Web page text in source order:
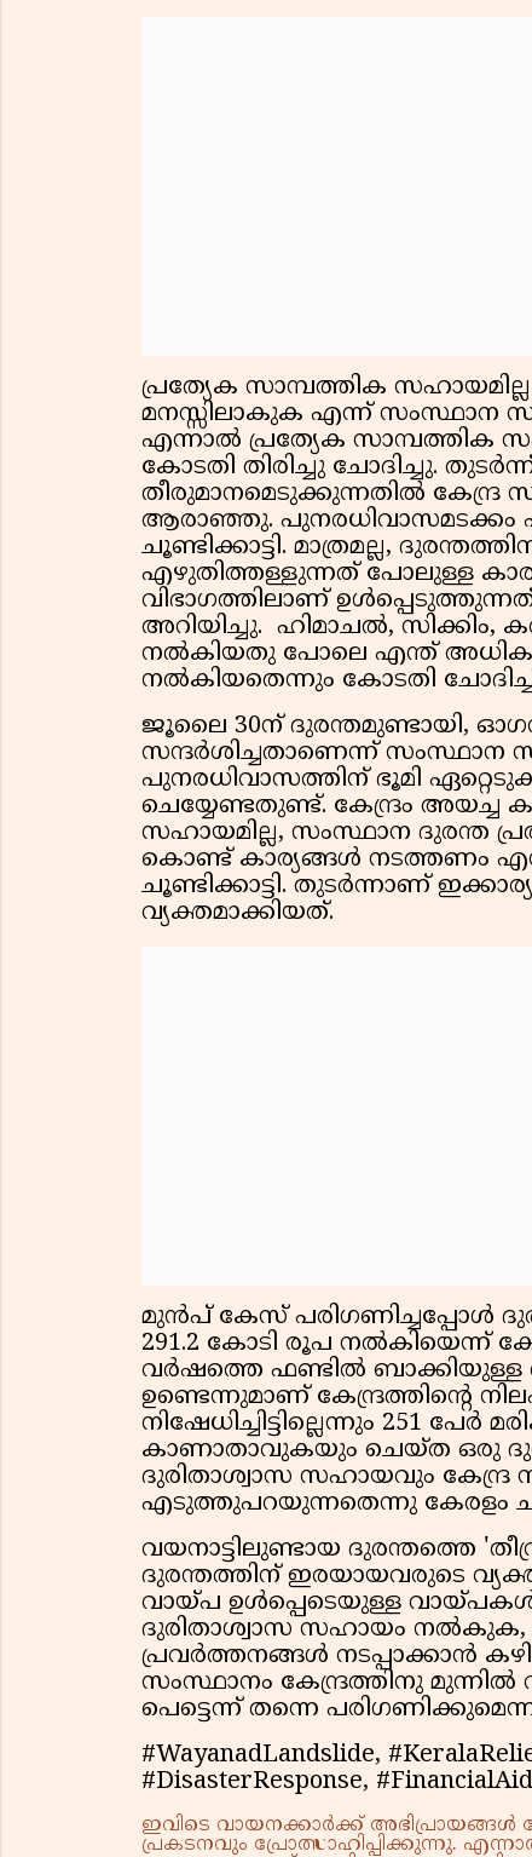
പ്രത്യേക സാമ്പത്തിക
മനസ്സിലാകുക എന്ന് സംസ്ഥാന
എന്നാല്‍ പ്രത്യേക സാമ്പത്തിക
കോടതി തിരിച്ചു ചോദിച്ചു.
തീരുമാനമെടുക്കുന്നതില്‍ കേന്ദ്ര
ആരാഞ്ഞു. പുനരധിവാസമടക്കം
ചൂണ്ടിക്കാട്ടി. മാത്രമല്ല,
എഴുതിത്തള്ളുന്നത് പോലുള്ള
വിഭാഗത്തിലാണ്
അറിയിച്ചു. ഹിമാചല്‍,
നല്‍കിയതു പോലെ എന്ത് അധിക
നല്‍കിയതെന്നും കോടതി
ജൂലൈ 30ന് ദുരന്തമുണ്ടായി,
സന്ദര്‍ശിച്ചതാണെന്ന് സംസ്ഥാന
പുനരധിവാസത്തിന് ഭൂമി
ചെയ്യേണ്ടതുണ്ട്. കേന്ദ്രം അയച്ച
സഹായമില്ല, സംസ്ഥാന
കൊണ്ട് കാര്യങ്ങള്‍ നടത്തണം
ചൂണ്ടിക്കാട്ടി. തുടര്‍ന്നാണ്
വ്യക്തമാക്കിയത്.
മുന്‍പ് കേസ് പരിഗണിച്ചപ്പോള്‍
291.2 കോടി രൂപ നല്‍കിയെന്ന്
വര്‍ഷത്തെ ഫണ്ടില്‍ ബാക്കിയുള്ള
ഉണ്ടെന്നുമാണ് കേന്ദ്രത്തിന്റെ
നിഷേധിച്ചിട്ടില്ലെന്നും 251
കാണാതാവുകയും ചെയ്ത ഒരു
ദുരിതാശ്വാസ സഹായവും കേന്ദ്ര
എടുത്തുപറയുന്നതെന്നു കേരളം
വയനാട്ടിലുണ്ടായ ദുരന്തത്തെ
ദുരന്തത്തിന് ഇരയായവരുടെ
വായ്പ ഉള്‍പ്പെടെയുള്ള
ദുരിതാശ്വാസ സഹായം നല്‍കുക,
പ്രവര്‍ത്തനങ്ങള്‍ നടപ്പാക്കാന്‍
സംസ്ഥാനം കേന്ദ്രത്തിനു
പെട്ടെന്ന് തന്നെ
#WayanadLandslide,
#DisasterResponse,
ഇവിടെ വായനക്കാർക്ക് അഭിപ്രായങ്ങൾ
പ്രകടനവും പ്രോത്സാഹിപ്പിക്കുന്നു.